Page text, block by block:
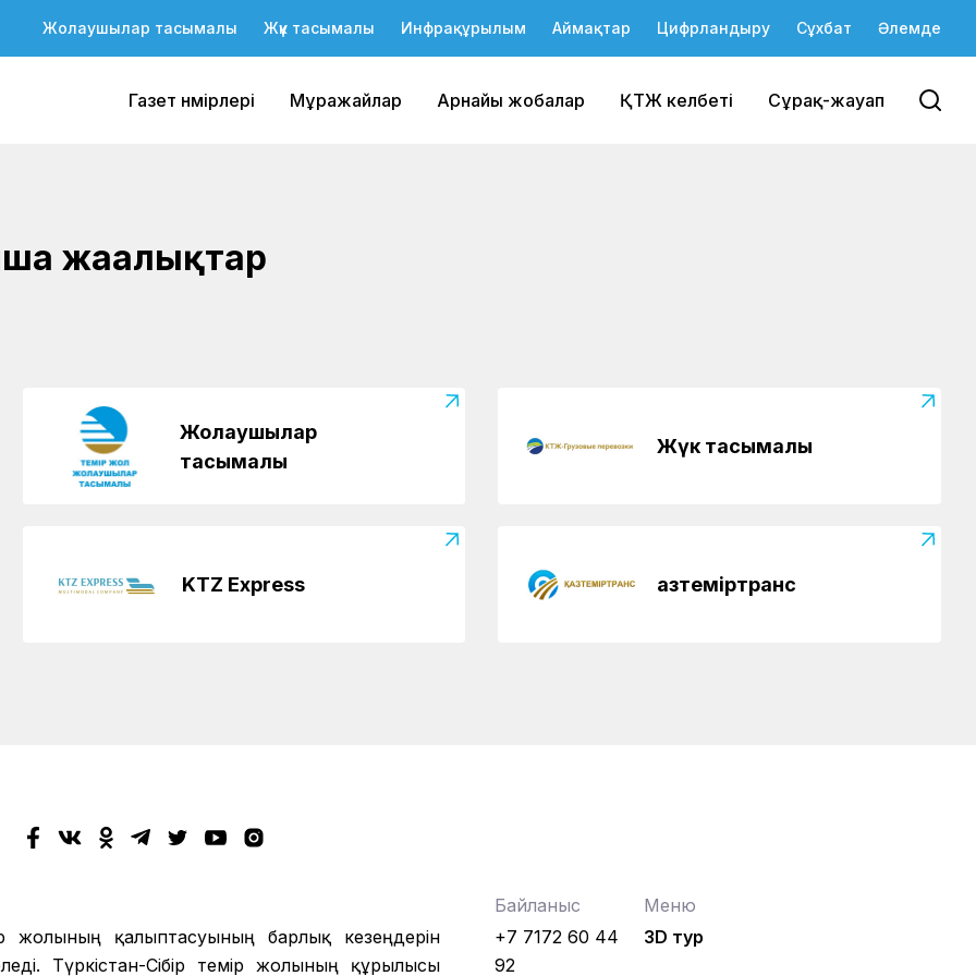
Жолаушылар тасымалы Жүк тасымалы Инфрақұрылым Аймақтар Цифрландыру Сұхбат Әлемде
Газет нөмірлері Мұражайлар Арнайы жобалар ҚТЖ келбеті Сұрақ-жауап
жаңалықтар
Жолаушылар
тасымалы
Жүк тасымалы
KTZ Express Қазтеміртранс
жолының қалыптасуының барлық кезеңдерін
Түркістан-Сібір темір жолының құрылысы
Байланыс
+7 7172 60 44
92
Меню
3D тур